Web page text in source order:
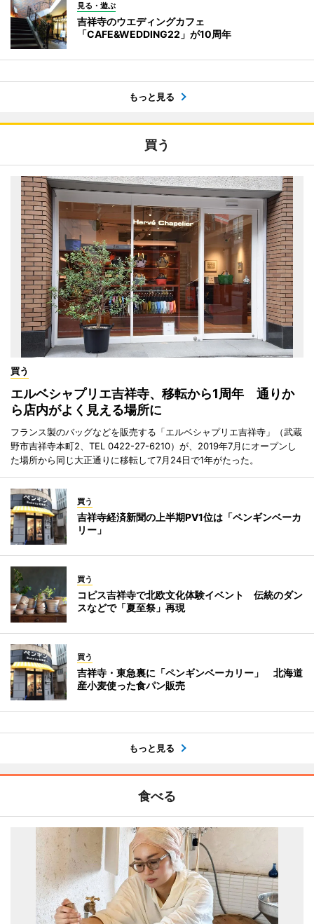
見る・遊ぶ
吉祥寺のウエディングカフェ
「CAFE&WEDDING22」が10周年
もっと見る
買う
買う
エルベシャプリエ吉祥寺、移転から1周年 通りか
ら店内がよく見える場所に
フランス製のバッグなどを販売する「エルベシャプリエ吉祥寺」（武蔵
野市吉祥寺本町2、TEL 0422-27-6210）が、2019年7月にオープンし
た場所から同じ大正通りに移転して7月24日で1年がたった。
買う
吉祥寺経済新聞の上半期PV1位は「ペンギンベーカ
リー」
買う
コピス吉祥寺で北欧文化体験イベント 伝統のダン
スなどで「夏至祭」再現
買う
吉祥寺・東急裏に「ペンギンベーカリー」 北海道
産小麦使った食パン販売
もっと見る
食べる